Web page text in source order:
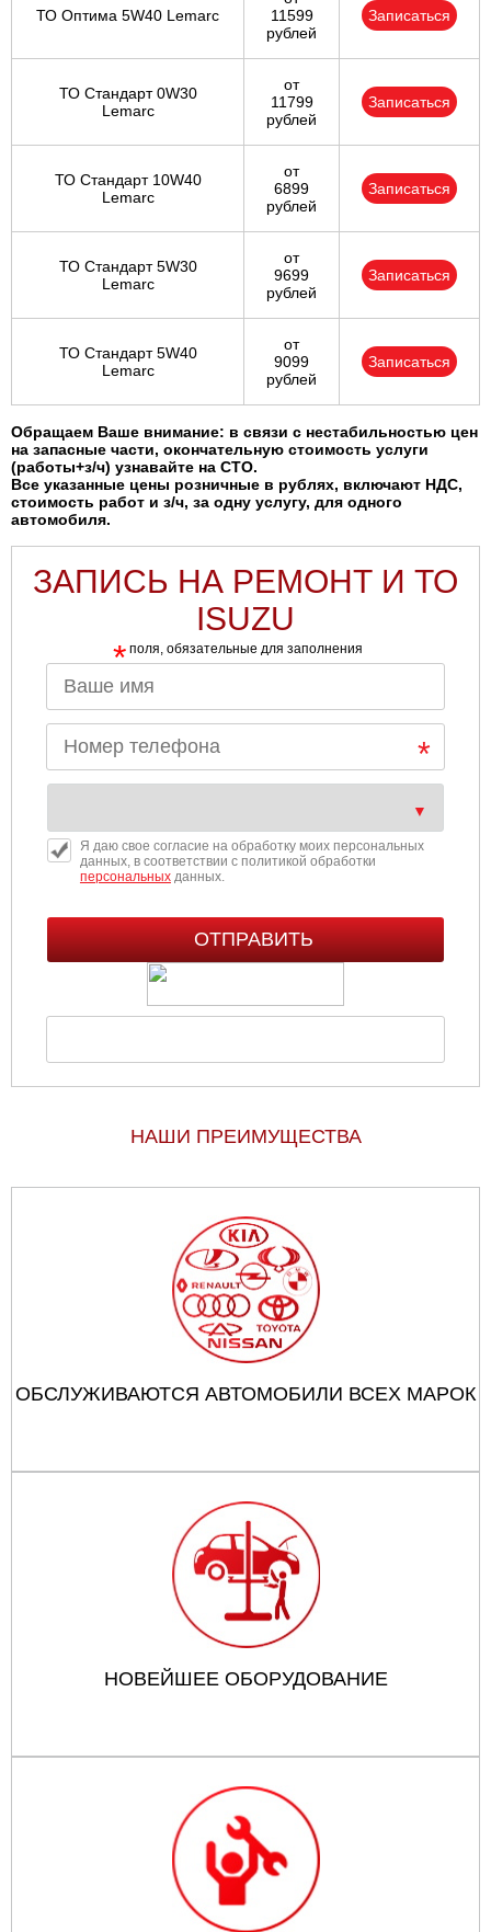
ТО Оптима 5W40 Lemarc
11599
рублей
Записаться
ТО Стандарт 0W30
Lemarc
от
11799
рублей
Записаться
ТО Стандарт 10W40
Lemarc
от
6899
рублей
Записаться
ТО Стандарт 5W30
Lemarc
от
9699
рублей
Записаться
ТО Стандарт 5W40
Lemarc
от
9099
рублей
Записаться
Обращаем Ваше внимание: в связи с нестабильностью цен
на запасные части, окончательную стоимость услуги
(работы+з/ч) узнавайте на СТО.
Все указанные цены розничные в рублях, включают НДС,
стоимость работ и з/ч, за одну услугу, для одного
автомобиля.
ЗАПИСЬ НА РЕМОНТ И ТО
ISUZU
* поля, обязательные для заполнения
Я даю свое согласие на обработку моих персональных
данных, в соответствии с политикой обработки
персональныхданных.
НАШИ ПРЕИМУЩЕСТВА
ОБСЛУЖИВАЮТСЯ АВТОМОБИЛИ ВСЕХ МАРОК
НОВЕЙШЕЕ ОБОРУДОВАНИЕ